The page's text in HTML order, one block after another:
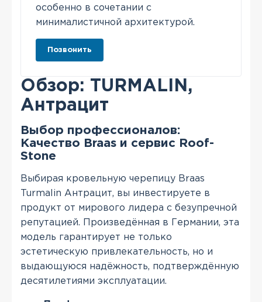
особенно в сочетании с
минималистичной архитектурой.
Позвонить
Обзор: TURMALIN,
Антрацит
Выбор профессионалов:
Качество Braas и сервис Roof-
Stone
Выбирая кровельную черепицу Braas
Turmalin Антрацит, вы инвестируете в
продукт от мирового лидера с безупречной
репутацией. Произведённая в Германии, эта
модель гарантирует не только
эстетическую привлекательность, но и
выдающуюся надёжность, подтверждённую
десятилетиями эксплуатации.